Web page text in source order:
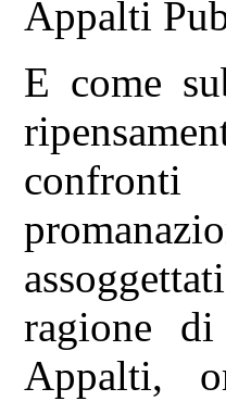
Appalti
E come
ragione
Appalti,